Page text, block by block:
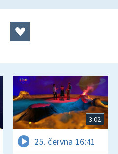
3:02
25. června 16:41